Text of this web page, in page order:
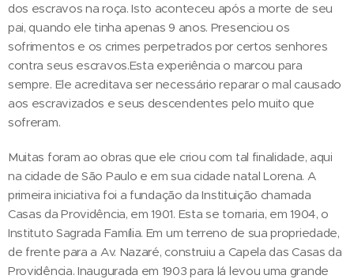
dos escravos na roça. Isto aconteceu após a morte de seu
pai, quando ele tinha apenas 9 anos. Presenciou os
sofrimentos e os crimes perpetrados por certos senhores
contra seus escravos.Esta experiência o marcou para
sempre. Ele acreditava ser necessário reparar o mal causado
aos escravizados e seus descendentes pelo muito que
sofreram.
Muitas foram ao obras que ele criou com tal finalidade, aqui
na cidade de São Paulo e em sua cidade natal Lorena. A
primeira iniciativa foi a fundação da Instituição chamada
Casas da Providência, em 1901. Esta se tornaria, em 1904, o
Instituto Sagrada Família. Em um terreno de sua propriedade,
de frente para a Av. Nazaré, construiu a Capela das Casas da
Providência. Inaugurada em 1903 para lá levou uma grande